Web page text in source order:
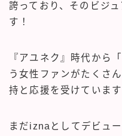
誇っており、そのビジ
す！
『アユネク』時代から
う女性ファンがたくさ
持と応援を受けています
まだiznaとしてデビュ